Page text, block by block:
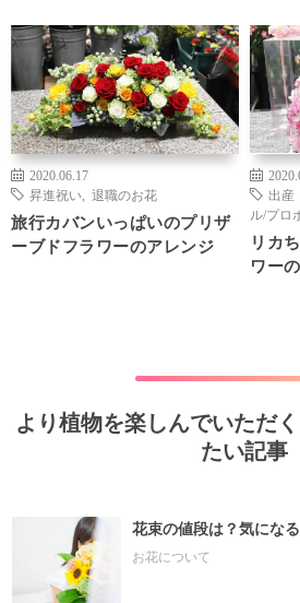
2020.06.17
昇進祝い
退職のお花
旅行カバンいっぱいのプリザ
ーブドフラワーのアレンジ
出産
ル/プロ
リカ
ワー
より植物を楽しんでいただ
たい記事
花束の値段は？気にな
お花について